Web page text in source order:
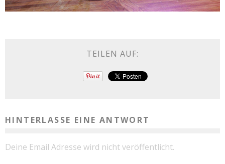
TEILEN AUF:
HINTERLASSE EINE ANTWORT
Deine Email Adresse wird nicht veröffentlicht.